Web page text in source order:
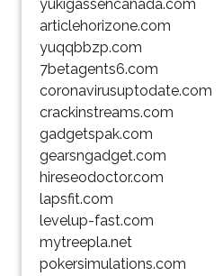
yukigassencanada.com
articlehorizone.com
yuqqbbzp.com
7betagents6.com
coronavirusuptodate.com
crackinstreams.com
gadgetspak.com
gearsngadget.com
hireseodoctor.com
lapsfit.com
levelup-fast.com
mytreepla.net
pokersimulations.com